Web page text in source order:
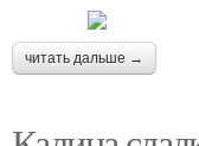
читать дальше →